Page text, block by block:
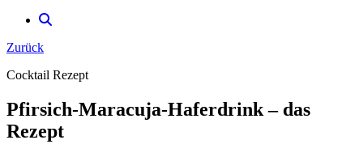
Zurück
Cocktail Rezept
Pfirsich-Maracuja-Haferdrink – das
Rezept